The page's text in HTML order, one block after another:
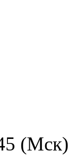
(Мск)